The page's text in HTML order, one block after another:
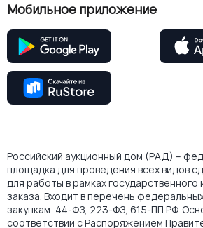
Мобильное приложение
Российский аукционный дом (РАД) –
площадка для проведения всех видов
для работы в рамках государственного
заказа. Входит в перечень
закупкам: 44-ФЗ, 223-ФЗ, 615-ПП РФ.
соответствии с Распоряжением